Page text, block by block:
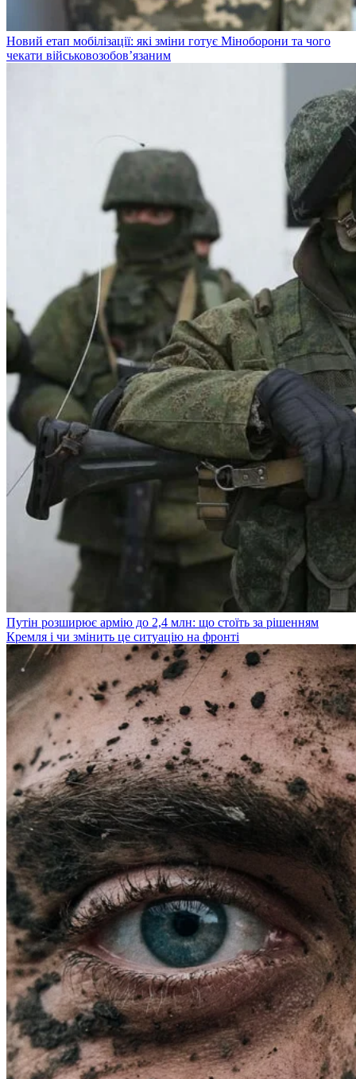
Новий етап мобілізації: які зміни готує Міноборони та чого
чекати військовозобов’язаним
Путін розширює армію до 2,4 млн: що стоїть за рішенням
Кремля і чи змінить це ситуацію на фронті